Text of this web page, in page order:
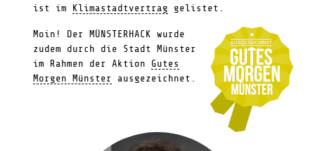
ist im
Klimastadtvertrag gelistet.
Moin! Der MÜNSTERHACK wurde
zudem durch die Stadt Münster
im Rahmen der Aktion Gutes
Morgen Münster ausgezeichnet.